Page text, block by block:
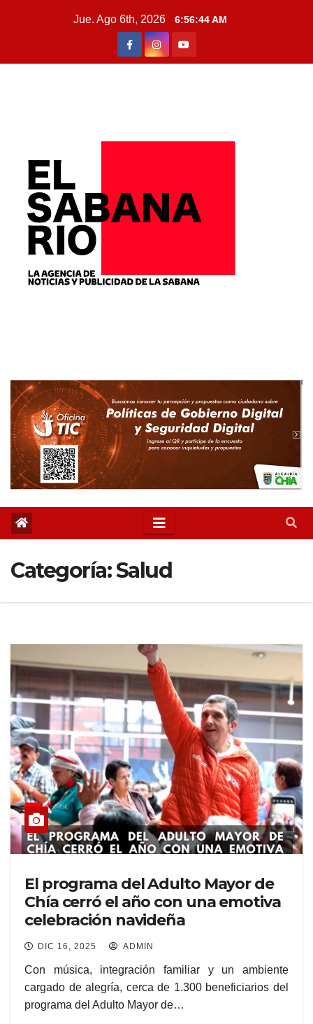
Jue. Ago 6th, 2026 6:56:46 AM
Categoría:Salud
El programa del Adulto Mayor de
Chía cerró el año con una emotiva
celebración navideña
DIC 16, 2025 ADMIN
Con música, integración familiar y un ambiente
cargado de alegría, cerca de 1.300 beneficiarios del
programa del Adulto Mayor de…